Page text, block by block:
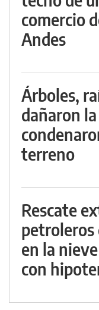
comercio
Andes
Árboles,
dañaron
terreno
Rescate
petroleros
en la
con